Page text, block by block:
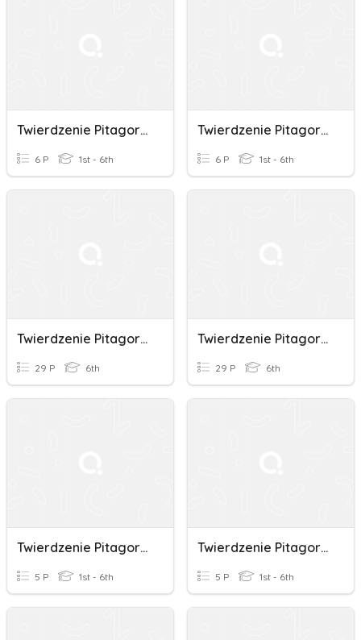
Twierdzenie Pitagorasa 8
6 P 1st - 6th
Twierdzenie Pitagorasa 8
6 P 1st - 6th
Twierdzenie Pitagorasa
29 P 6th
Twierdzenie Pitagorasa
29 P 6th
Twierdzenie Pitagorasa
5 P 1st - 6th
Twierdzenie Pitagorasa
5 P 1st - 6th